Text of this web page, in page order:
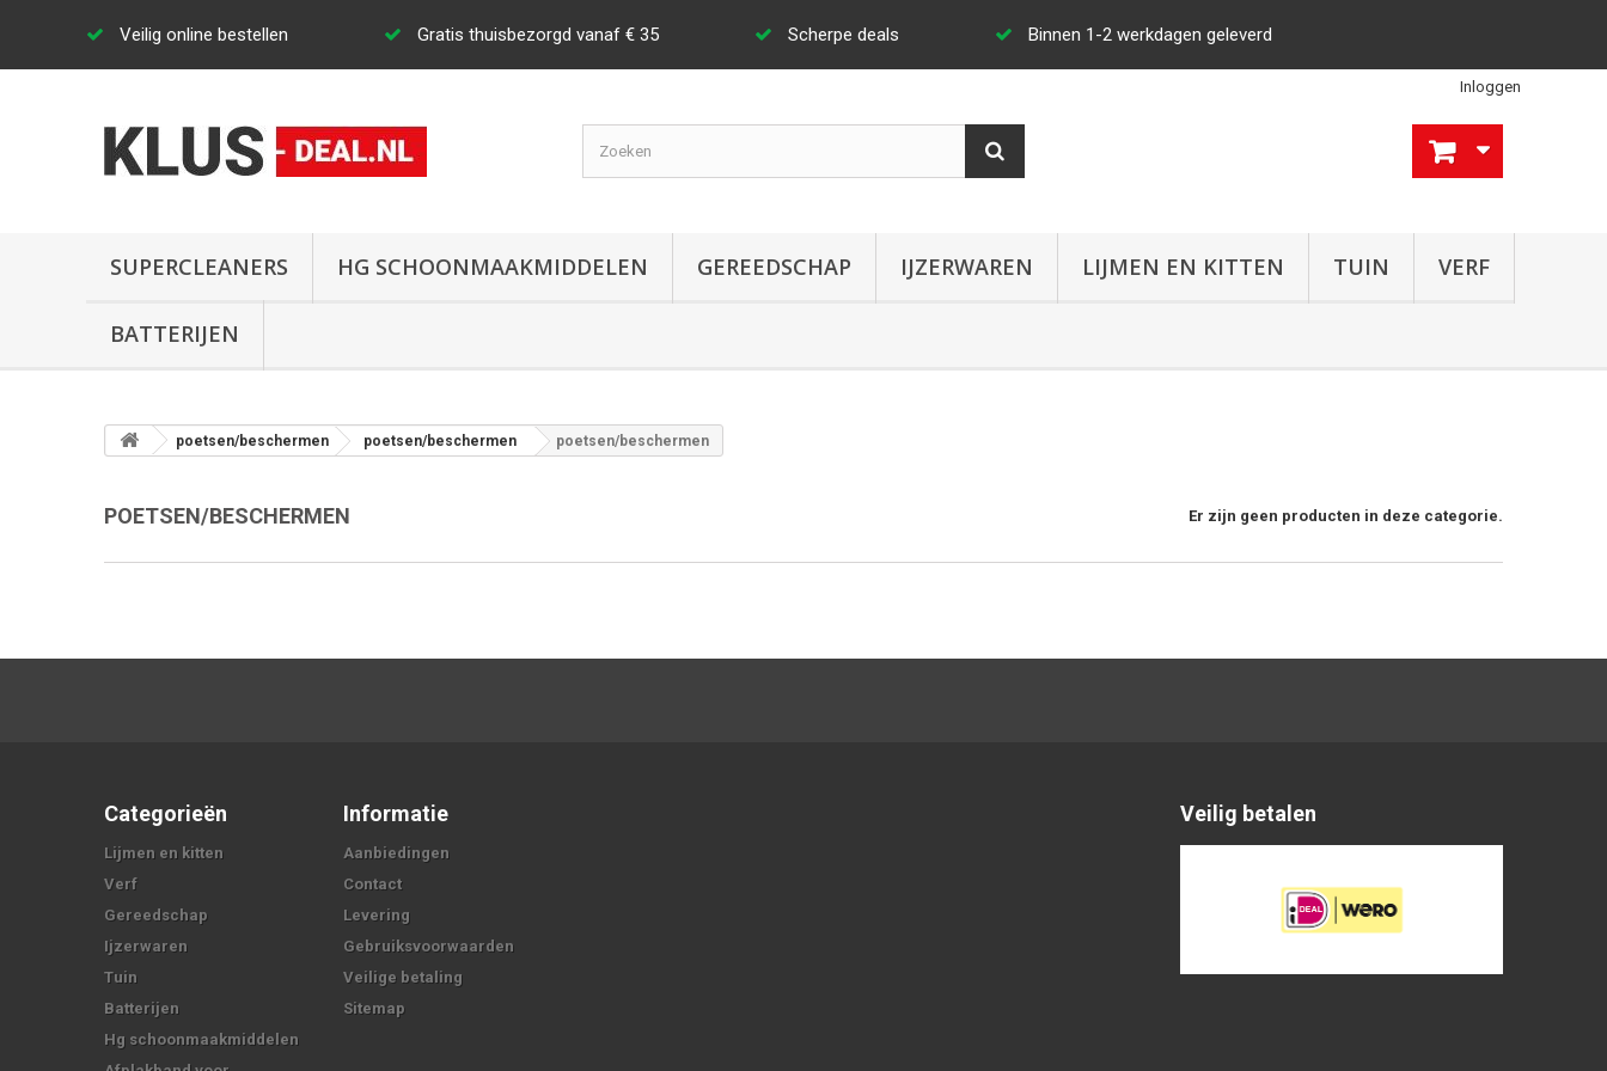
Veilig online bestellen Gratis thuisbezorgd vanaf € 35 Scherpe deals Binnen 1-2 werkdagen geleverd
Inloggen
SUPERCLEANERS HG SCHOONMAAKMIDDELEN GEREEDSCHAP IJZERWAREN LIJMEN EN KITTEN TUIN VERF
BATTERIJEN
poetsen/beschermen poetsen/beschermen poetsen/beschermen
POETSEN/BESCHERMEN Er zijn geen producten in deze categorie.
Categorieën
Lijmen en kitten
Verf
Gereedschap
Ijzerwaren
Tuin
Batterijen
Hg schoonmaakmiddelen
Informatie
Aanbiedingen
Contact
Levering
Gebruiksvoorwaarden
Veilige betaling
Sitemap
Veilig betalen